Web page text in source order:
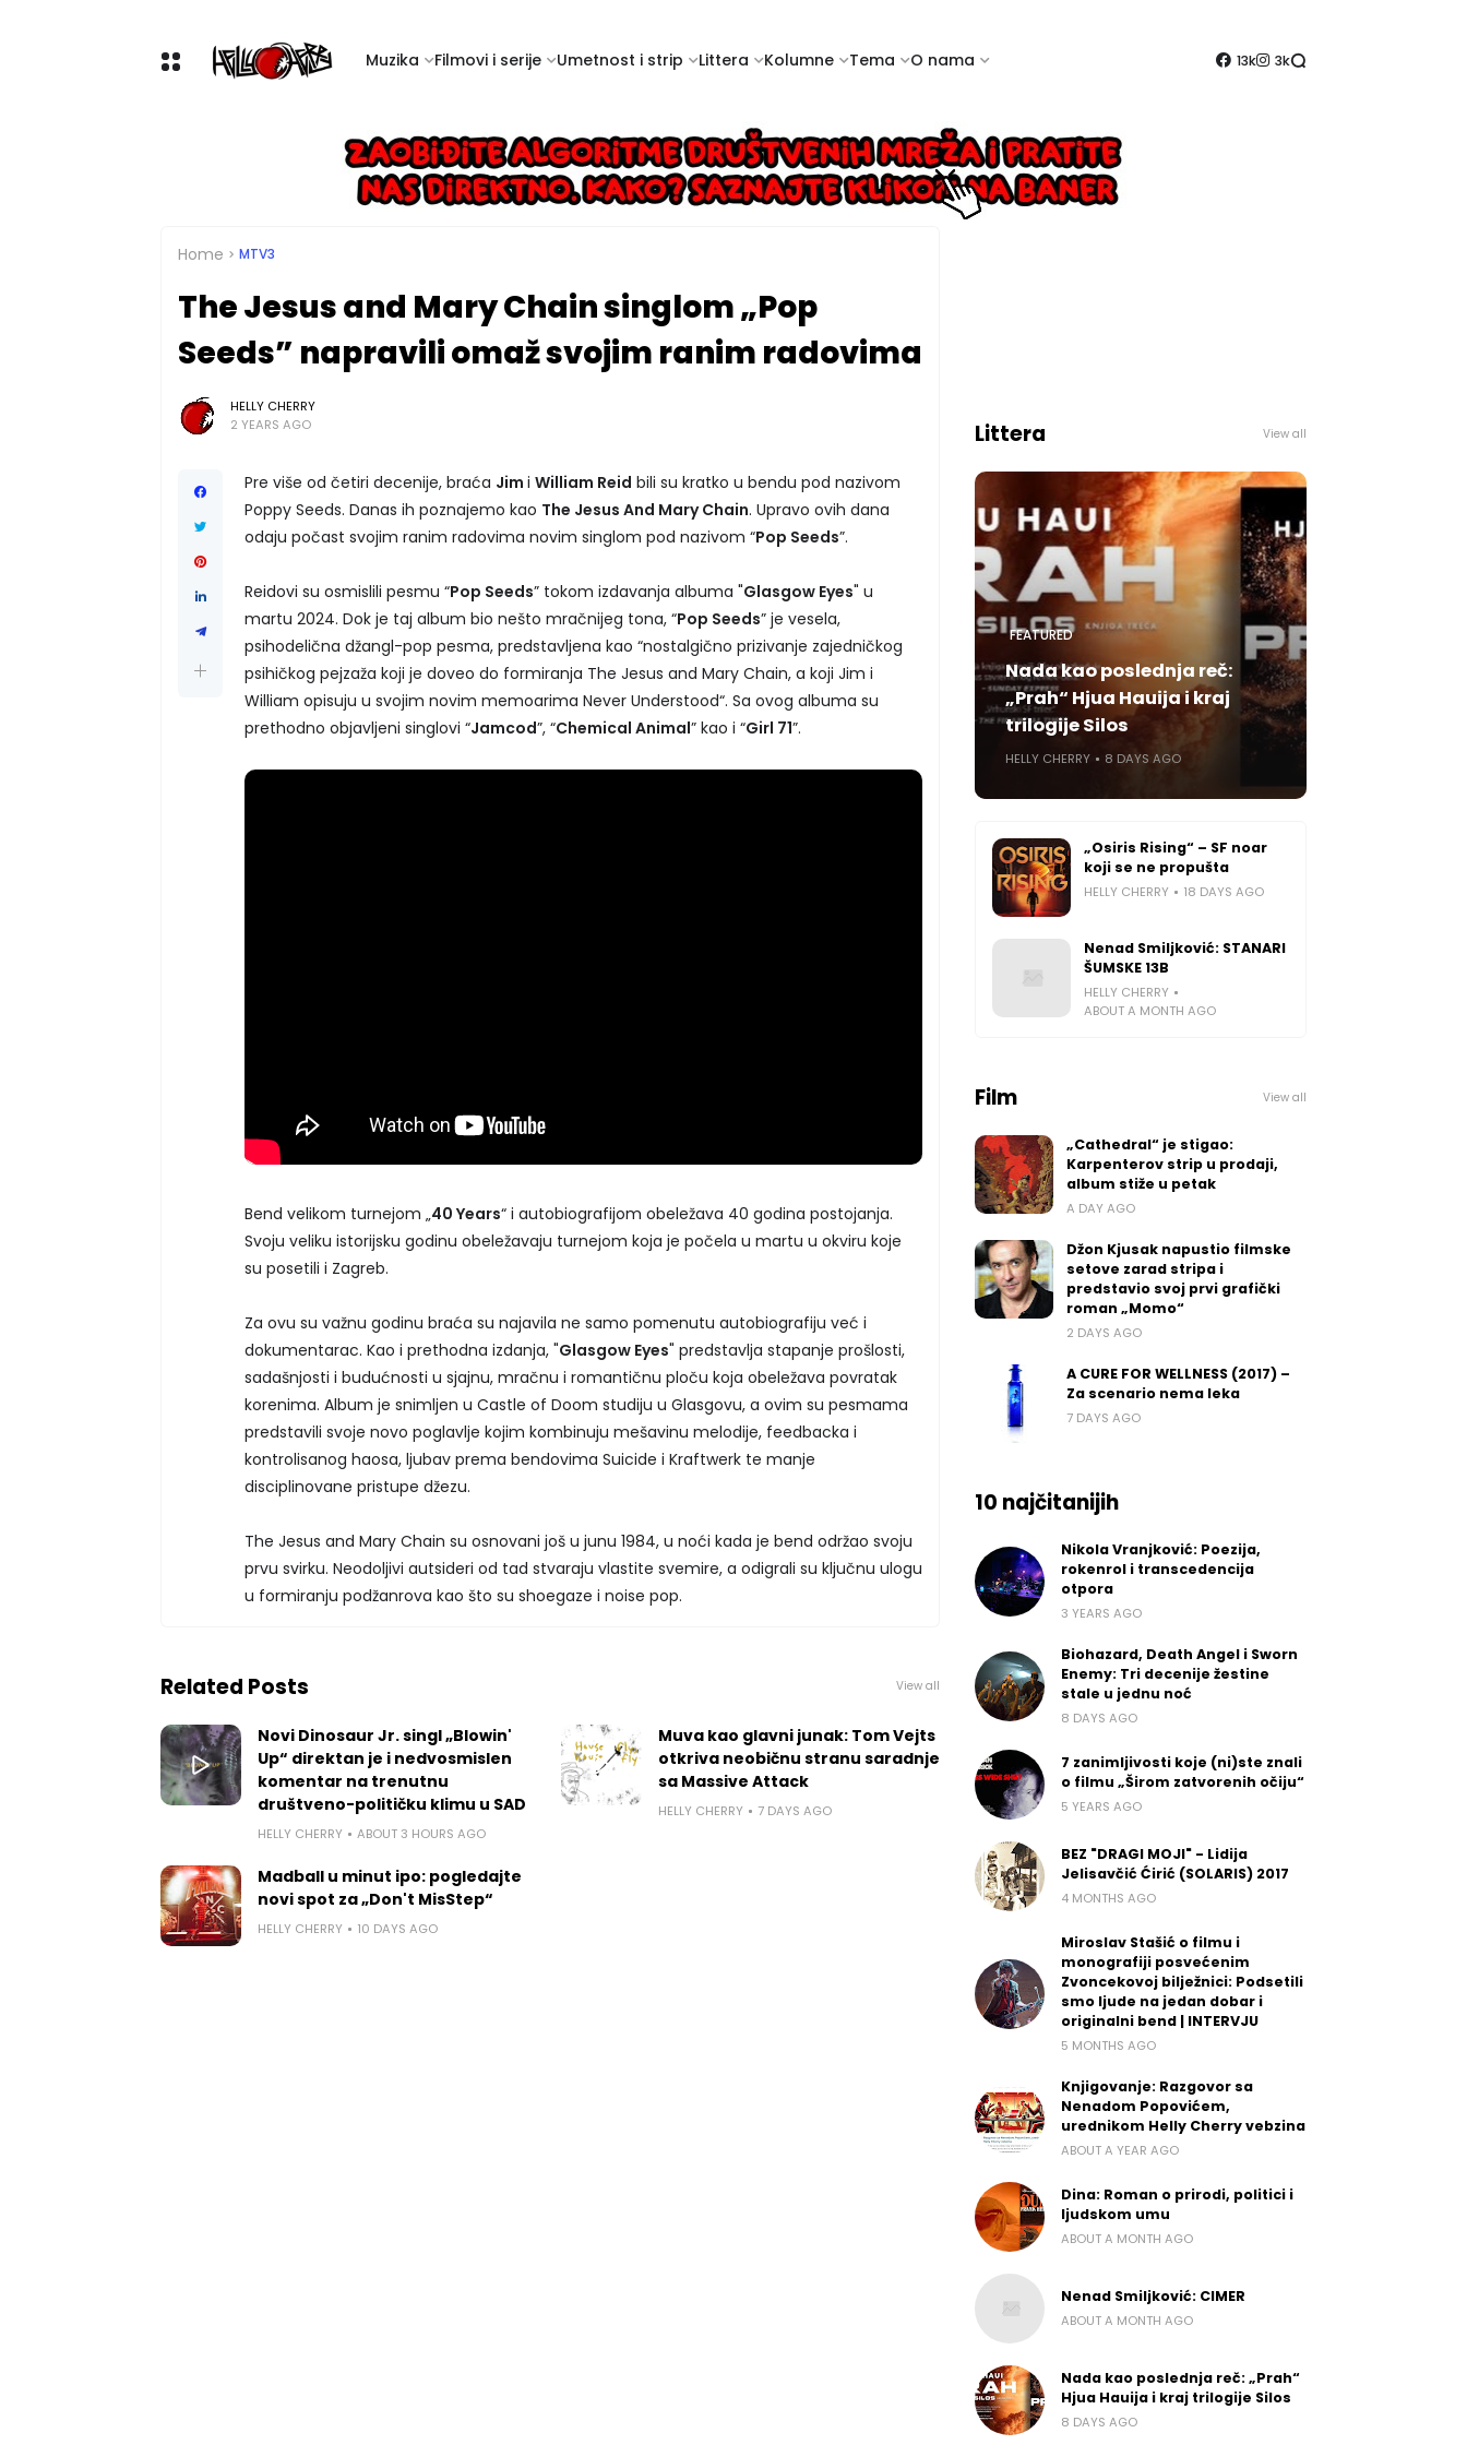
Muzika Filmovi i serije Umetnost i strip Littera Kolumne Tema O nama 13k 3k
Home MTV3
The Jesus and Mary Chain singlom „Pop
Seeds” napravili omaž svojim ranim radovima
HELLY CHERRY
2 YEARS AGO
Pre više od četiri decenije, braća Jim i William Reid bili su kratko u bendu pod nazivom
Poppy Seeds. Danas ih poznajemo kao The Jesus And Mary Chain. Upravo ovih dana
odaju počast svojim ranim radovima novim singlom pod nazivom “Pop Seeds”.
Reidovi su osmislili pesmu “Pop Seeds” tokom izdavanja albuma "Glasgow Eyes" u
martu 2024. Dok je taj album bio nešto mračnijeg tona, “Pop Seeds” je vesela,
psihodelična džangl-pop pesma, predstavljena kao “nostalgično prizivanje zajedničkog
psihičkog pejzaža koji je doveo do formiranja The Jesus and Mary Chain, a koji Jim i
William opisuju u svojim novim memoarima Never Understood“. Sa ovog albuma su
prethodno objavljeni singlovi “Jamcod”, “Chemical Animal” kao i “Girl 71”.
Bend velikom turnejom „40 Years“ i autobiografijom obeležava 40 godina postojanja.
Svoju veliku istorijsku godinu obeležavaju turnejom koja je počela u martu u okviru koje
su posetili i Zagreb.
Za ovu su važnu godinu braća su najavila ne samo pomenutu autobiografiju već i
dokumentarac. Kao i prethodna izdanja, "Glasgow Eyes" predstavlja stapanje prošlosti,
sadašnjosti i budućnosti u sjajnu, mračnu i romantičnu ploču koja obeležava povratak
korenima. Album je snimljen u Castle of Doom studiju u Glasgovu, a ovim su pesmama
predstavili svoje novo poglavlje kojim kombinuju mešavinu melodije, feedbacka i
kontrolisanog haosa, ljubav prema bendovima Suicide i Kraftwerk te manje
disciplinovane pristupe džezu.
The Jesus and Mary Chain su osnovani još u junu 1984, u noći kada je bend održao svoju
prvu svirku. Neodoljivi autsideri od tad stvaraju vlastite svemire, a odigrali su ključnu ulogu
u formiranju podžanrova kao što su shoegaze i noise pop.
Related Posts View all
Novi Dinosaur Jr. singl „Blowin'
Up“ direktan je i nedvosmislen
komentar na trenutnu
društveno-političku klimu u SAD
HELLY CHERRY ABOUT 3 HOURS AGO
Muva kao glavni junak: Tom Vejts
otkriva neobičnu stranu saradnje
sa Massive Attack
HELLY CHERRY 7 DAYS AGO
Madball u minut ipo: pogledajte
novi spot za „Don't MisStep“
HELLY CHERRY 10 DAYS AGO
Littera View all
FEATURED
Nada kao poslednja reč:
„Prah“ Hjua Hauija i kraj
trilogije Silos
HELLY CHERRY 8 DAYS AGO
„Osiris Rising“ – SF noar
koji se ne propušta
HELLY CHERRY 18 DAYS AGO
Nenad Smiljković: STANARI
ŠUMSKE 13B
HELLY CHERRY
ABOUT A MONTH AGO
Film View all
„Cathedral“ je stigao:
Karpenterov strip u prodaji,
album stiže u petak
A DAY AGO
Džon Kjusak napustio filmske
setove zarad stripa i
predstavio svoj prvi grafički
roman „Momo“
2 DAYS AGO
A CURE FOR WELLNESS (2017) –
Za scenario nema leka
7 DAYS AGO
10 najčitanijih
Nikola Vranjković: Poezija,
rokenrol i transcedencija
otpora
3 YEARS AGO
Biohazard, Death Angel i Sworn
Enemy: Tri decenije žestine
stale u jednu noć
8 DAYS AGO
7 zanimljivosti koje (ni)ste znali
o filmu „Širom zatvorenih očiju“
5 YEARS AGO
BEZ "DRAGI MOJI" - Lidija
Jelisavčić Ćirić (SOLARIS) 2017
4 MONTHS AGO
Miroslav Stašić o filmu i
monografiji posvećenim
Zvoncekovoj bilježnici: Podsetili
smo ljude na jedan dobar i
originalni bend | INTERVJU
5 MONTHS AGO
Knjigovanje: Razgovor sa
Nenadom Popovićem,
urednikom Helly Cherry vebzina
ABOUT A YEAR AGO
Dina: Roman o prirodi, politici i
ljudskom umu
ABOUT A MONTH AGO
Nenad Smiljković: CIMER
ABOUT A MONTH AGO
Nada kao poslednja reč: „Prah“
Hjua Hauija i kraj trilogije Silos
8 DAYS AGO